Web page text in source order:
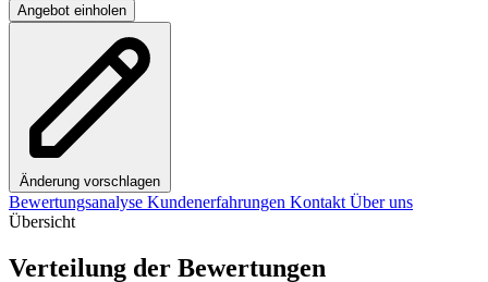
Angebot einholen
Änderung vorschlagen
Bewertungsanalyse Kundenerfahrungen Kontakt Über uns
Übersicht
Verteilung der Bewertungen